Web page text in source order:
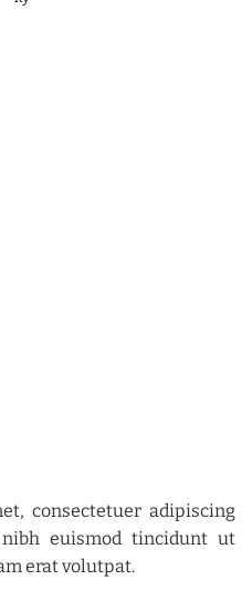
consectetuer adipiscing
euismod tincidunt ut
erat volutpat.